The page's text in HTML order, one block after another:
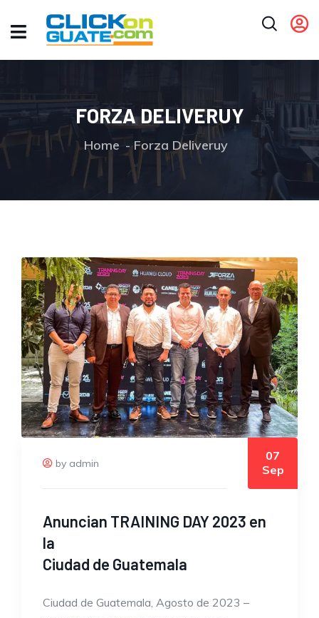
FORZA DELIVERUY
Home Forza Deliveruy
by admin
07
Sep
Anuncian TRAINING DAY 2023 en
la
Ciudad de Guatemala
Ciudad de Guatemala, Agosto de 2023 –